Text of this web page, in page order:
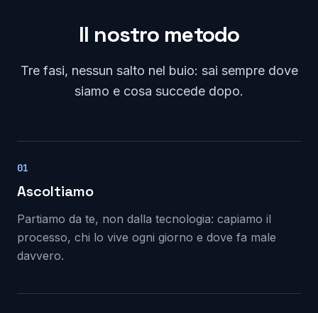
Il nostro metodo
Tre fasi, nessun salto nel buio: sai sempre dove
siamo e cosa succede dopo.
01
Ascoltiamo
Partiamo da te, non dalla tecnologia: capiamo il
processo, chi lo vive ogni giorno e dove fa male
davvero.